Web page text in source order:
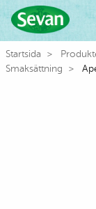
Startsida
Smaksättning